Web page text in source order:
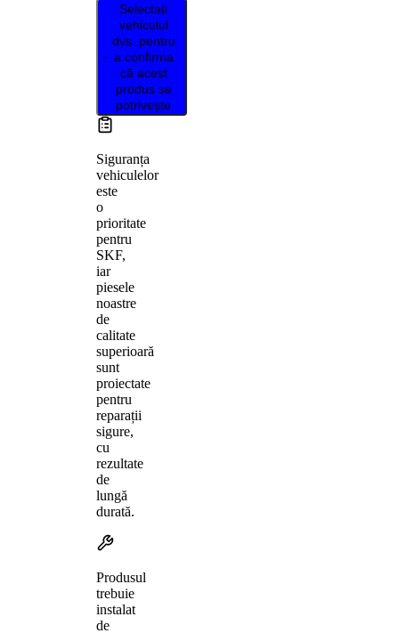
Selectați
vehiculul
dvs. pentru
a confirma
că acest
produs se
potrivește
Siguranța
vehiculelor
este
o
prioritate
pentru
SKF,
iar
piesele
noastre
de
calitate
superioară
sunt
proiectate
pentru
reparații
sigure,
cu
rezultate
de
lungă
durată.
Produsul
trebuie
instalat
de